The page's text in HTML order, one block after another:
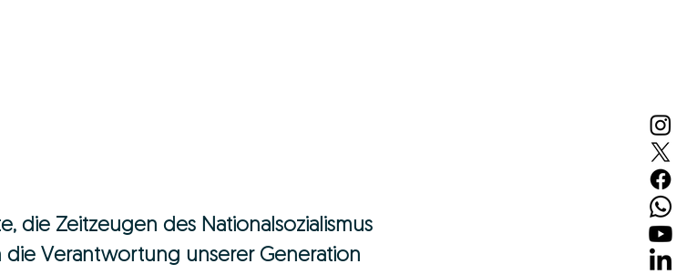
die Zeitzeugen des Nationalsozialismus
Verantwortung unserer Generation